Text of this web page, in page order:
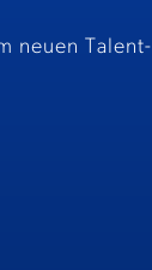
neuen Talent-